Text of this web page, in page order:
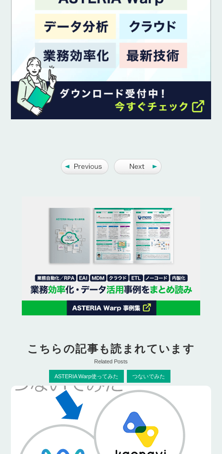
こちらの記事も読まれています
Related Posts
ASTERIA Warp使ってみた つないでみた